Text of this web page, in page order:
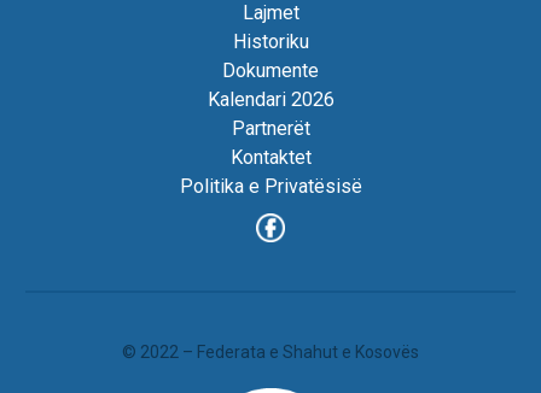
Lajmet
Historiku
Dokumente
Kalendari 2026
Partnerët
Kontaktet
Politika e Privatësisë
© 2022 – Federata e Shahut e Kosovës